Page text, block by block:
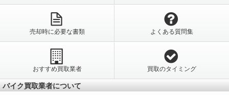
売却時に必要な書類 よくある質問集
おすすめ買取業者 買取のタイミング
バイク買取業者について